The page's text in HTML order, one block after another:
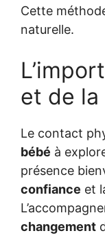
Cette
naturelle.
et de la
Le contact
bébé à
présence
confiance et
changement